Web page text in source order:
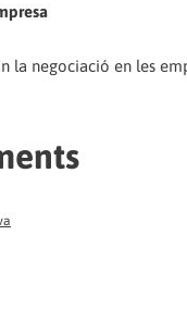
la negociació en les